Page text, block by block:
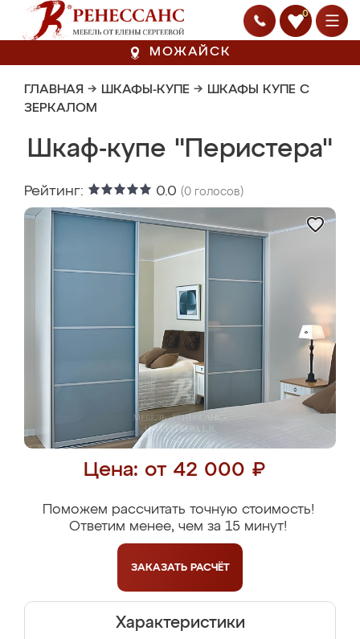
0
МОЖАЙСК
ГЛАВНАЯ → ШКАФЫ-КУПЕ → ШКАФЫ КУПЕ С
ЗЕРКАЛОМ
Шкаф-купе "Перистера"
Рейтинг: 0.0 (0 голосов)
Цена: от 42 000 ₽
Поможем рассчитать точную стоимость!
Ответим менее, чем за 15 минут!
ЗАКАЗАТЬ РАСЧЁТ
Характеристики